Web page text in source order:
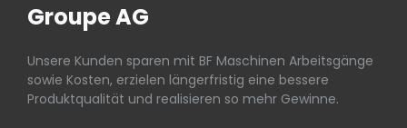
Groupe AG
Unsere Kunden sparen mit BF Maschinen Arbeitsgänge
sowie Kosten, erzielen längerfristig eine bessere
Produktqualität und realisieren so mehr Gewinne.